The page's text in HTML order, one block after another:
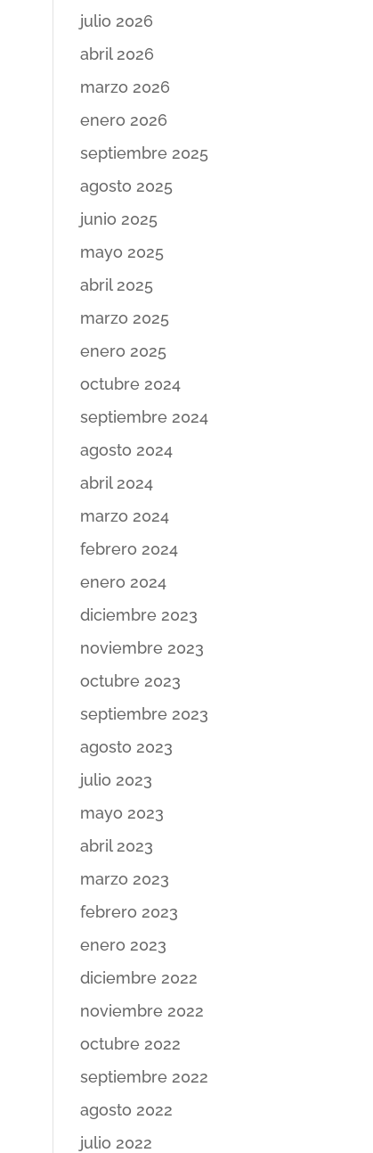
julio 2026
abril 2026
marzo 2026
enero 2026
septiembre 2025
agosto 2025
junio 2025
mayo 2025
abril 2025
marzo 2025
enero 2025
octubre 2024
septiembre 2024
agosto 2024
abril 2024
marzo 2024
febrero 2024
enero 2024
diciembre 2023
noviembre 2023
octubre 2023
septiembre 2023
agosto 2023
julio 2023
mayo 2023
abril 2023
marzo 2023
febrero 2023
enero 2023
diciembre 2022
noviembre 2022
octubre 2022
septiembre 2022
agosto 2022
julio 2022